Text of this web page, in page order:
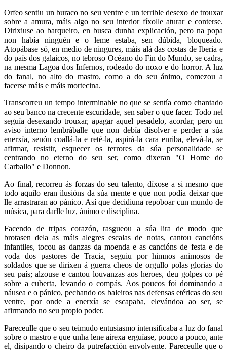
Orfeo sentiu un buraco no seu ventre e un terrible desexo de trouxar
sobre a amura, máis algo no seu interior fíxolle aturar e conterse.
Dirixiuse ao barqueiro, en busca dunha explicación, pero na popa
non había ninguén e o leme estaba, sen dúbida, bloqueado.
Atopábase só, en medio de ningures, máis alá das costas de Iberia e
do país dos galaicos, no tebroso Océano do Fin do Mundo, se cadra,
na mesma Lagoa dos Infernos, rodeado do noxo e do horror. A luz
do fanal, no alto do mastro, como a do seu ánimo, comezou a
facerse máis e máis mortecina.
Transcorreu un tempo interminable no que se sentía como chantado
ao seu banco na crecente escuridade, sen saber o que facer. Todo nel
seguía desexando trouxar, apagar aquel pesadelo, acordar, pero un
aviso interno lembráballe que non debía disolver e perder a súa
enerxía, senón coallá-la e reté-la, aspirá-la cara enriba, elevá-la, se
afirmar, resistir, esquecer os terrores da súa personalidade se
centrando no eterno do seu ser, como dixeran "O Home do
Carballo" e Donnon.
Ao final, recorreu ás forzas do seu talento, díxose a si mesmo que
todo aquilo eran ilusións da súa mente e que non podía deixar que
lle arrastraran ao pánico. Así que decidiuna repoboar cun mundo de
música, para darlle luz, ánimo e disciplina.
Facendo de tripas corazón, rasgueou a súa lira de modo que
brotasen dela as máis alegres escalas de notas, cantou cancións
infantiles, tocou as danzas da moenda e as cancións de festa e de
voda dos pastores de Tracia, seguiu por himnos animosos de
soldados que se dirixen á guerra cheos de orgullo polas glorias do
seu país; alzouse e cantou louvanzas aos heroes, deu golpes co pé
sobre a cuberta, levando o compás. Aos poucos foi dominando a
náusea e o pánico, pechando os baleiros nas defensas etéricas do seu
ventre, por onde a enerxía se escapaba, elevándoa ao ser, se
afirmando no seu propio poder.
Pareceulle que o seu teimudo entusiasmo intensificaba a luz do fanal
sobre o mastro e que unha lene airexa erguíase, pouco a pouco, ante
el, disipando o cheiro da putrefacción envolvente. Pareceulle que o